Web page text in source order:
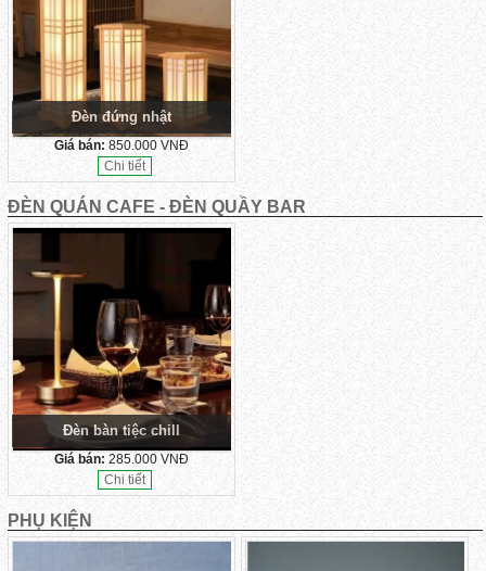
Đèn đứng nhật
Giá bán:850.000 VNĐ
Chi tiết
ĐÈN QUÁN CAFE - ĐÈN QUẦY BAR
Đèn bàn tiệc chill
Giá bán:285.000 VNĐ
Chi tiết
PHỤ KIỆN